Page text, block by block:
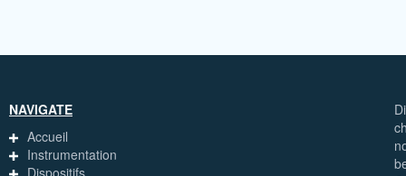
NAVIGATE
Accueil
Instrumentation
Dispositifs